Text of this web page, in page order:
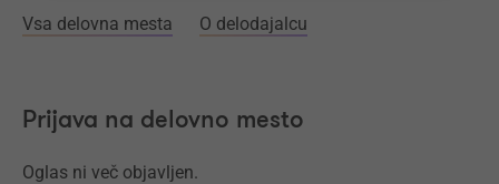
Vsa delovna mesta O delodajalcu
Prijava na delovno mesto
Oglas ni več objavljen.